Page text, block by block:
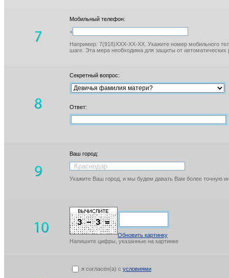
Мобильный телефон:
+
Например: 7(918)XXX-XX-XX. Укажите номер мобильного
шаге. Эта мера необходима для защиты от автоматических
Секретный вопрос:
Ответ:
Ваш город:
Укажите Ваш город, и мы будем давать Вам более точную
Обновить картинку
Напишите цифры, указанные на картинке
я согласен(а) с условиями